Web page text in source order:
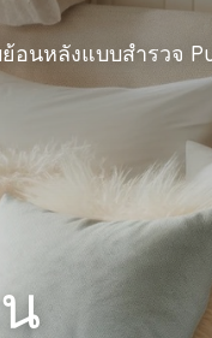
อนหลังแบบสำรวจ